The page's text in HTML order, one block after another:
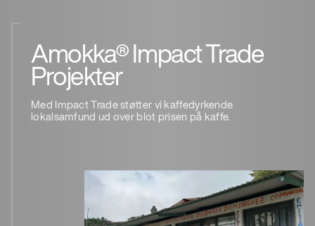
Amokka® Impact Trade
Projekter
Med Impact Trade støtter vi kaffedyrkende
lokalsamfund ud over blot prisen på kaffe.